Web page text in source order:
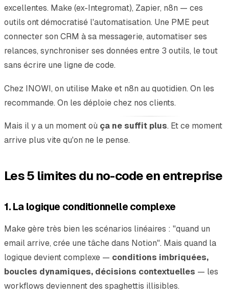
excellentes. Make (ex-Integromat), Zapier, n8n — ces
outils ont démocratisé l'automatisation. Une PME peut
connecter son CRM à sa messagerie, automatiser ses
relances, synchroniser ses données entre 3 outils, le tout
sans écrire une ligne de code.
Chez INOWI, on utilise Make et n8n au quotidien. On les
recommande. On les déploie chez nos clients.
Mais il y a un moment où ça ne suffit plus. Et ce moment
arrive plus vite qu'on ne le pense.
Les 5 limites du no-code en entreprise
1. La logique conditionnelle complexe
Make gère très bien les scénarios linéaires : "quand un
email arrive, crée une tâche dans Notion". Mais quand la
logique devient complexe — conditions imbriquées,
boucles dynamiques, décisions contextuelles — les
workflows deviennent des spaghettis illisibles.